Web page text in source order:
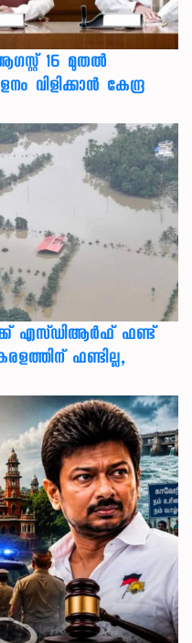
16 മുതൽ
വിളിക്കാൻ കേന്ദ്ര
എസ്ഡിആർഫ് ഫണ്ട്
ഫണ്ടില്ല,